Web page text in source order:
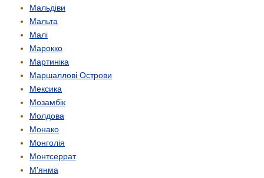
Мальдіви
Мальта
Малі
Марокко
Мартиніка
Маршаллові Острови
Мексика
Мозамбік
Молдова
Монако
Монголія
Монтсеррат
М'янма